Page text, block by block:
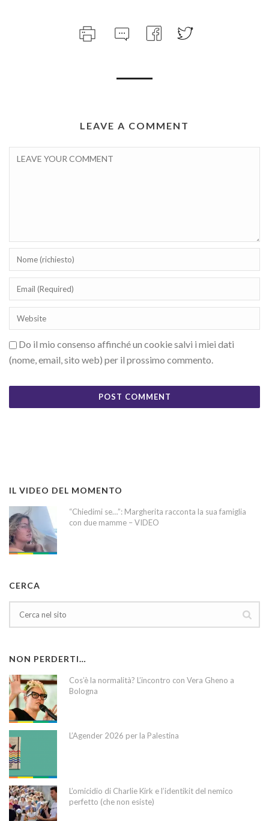
LEAVE A COMMENT
Do il mio consenso affinché un cookie salvi i miei dati
(nome, email, sito web) per il prossimo commento.
IL VIDEO DEL MOMENTO
“Chiedimi se…”: Margherita racconta la sua famiglia
con due mamme – VIDEO
CERCA
NON PERDERTI…
Cos’è la normalità? L’incontro con Vera Gheno a
Bologna
L’Agender 2026 per la Palestina
L’omicidio di Charlie Kirk e l’identikit del nemico
perfetto (che non esiste)